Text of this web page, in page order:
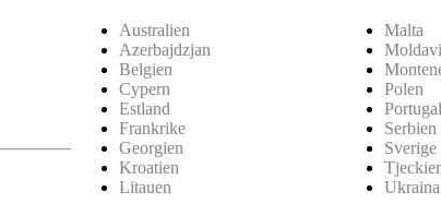
Australien
Azerbajdzjan
Belgien
Cypern
Estland
Frankrike
Georgien
Kroatien
Litauen
Malta
Polen
Portugal
Serbien
Sverige
Ukraina